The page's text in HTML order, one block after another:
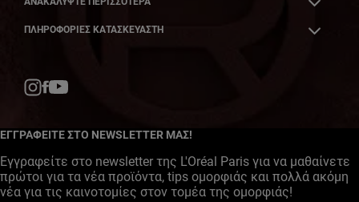
ΠΛΗΡΟΦΟΡΙΕΣ ΚΑΤΑΣΚΕΥΑΣΤΗ
ΕΓΓΡΑΦΕΙΤΕ ΣΤΟ NEWSLETTER ΜΑΣ!
Εγγραφείτε στο newsletter της L'Oréal Paris για να μαθαίνετε
πρώτοι για τα νέα προϊόντα, tips ομορφιάς και πολλά ακόμη
νέα για τις καινοτομίες στον τομέα της ομορφιάς!